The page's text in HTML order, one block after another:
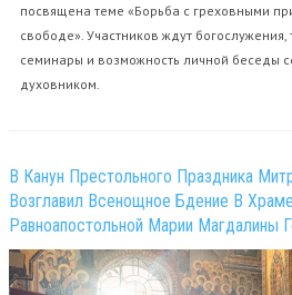
посвящена теме «Борьба с греховными
свободе». Участников ждут
семинары и возможность личной беседы
духовником.
В Канун Престольного Праздника
Возглавил Всенощное Бдение В
Равноапостольной Марии Магдалины